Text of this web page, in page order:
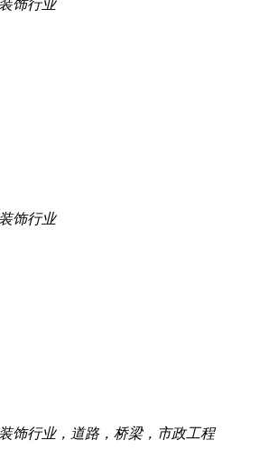
饰行业
饰行业
饰行业，道路，桥梁，市政工程